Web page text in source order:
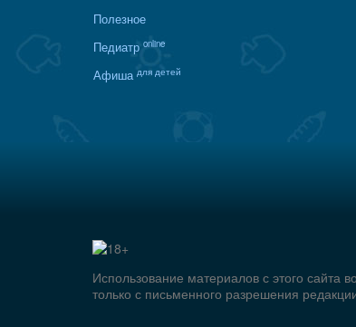
Полезное
Педиатр online
Афиша для детей
Использование материалов с этого сайта
только с письменного разрешения